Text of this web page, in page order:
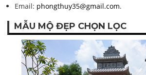
Email: phongthuy35@gmail.com.
MẪU MỘ ĐẸP CHỌN LỌC